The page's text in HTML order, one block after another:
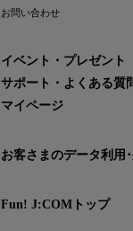
お問い合わせ
イベント・プレゼント
サポート・よくある質
マイページ
お客さまのデータ利用
Fun! J:COMトップ